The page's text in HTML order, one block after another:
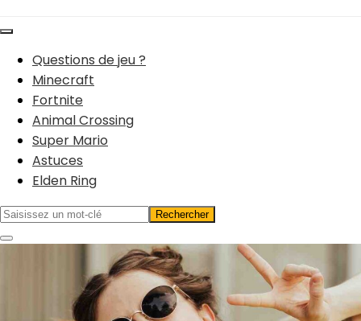
Questions de jeu ?
Minecraft
Fortnite
Animal Crossing
Super Mario
Astuces
Elden Ring